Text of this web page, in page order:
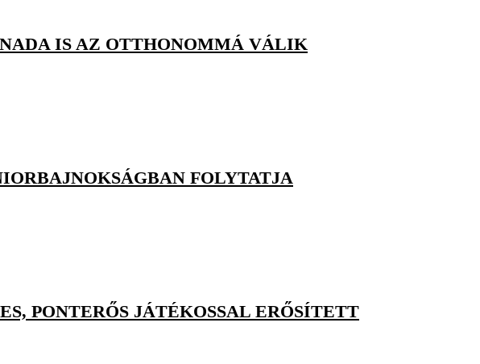
IS AZ OTTHONOMMÁ VÁLIK
FOLYTATJA
PONTERŐS JÁTÉKOSSAL ERŐSÍTETT